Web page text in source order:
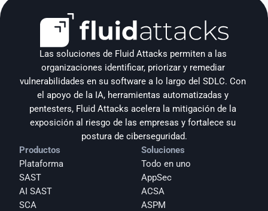
Las soluciones de Fluid Attacks permiten a las
organizaciones identificar, priorizar y remediar
vulnerabilidades en su software a lo largo del SDLC. Con
el apoyo de la IA, herramientas automatizadas y
pentesters, Fluid Attacks acelera la mitigación de la
exposición al riesgo de las empresas y fortalece su
postura de ciberseguridad.
Productos
Plataforma
SAST
AI SAST
SCA
Soluciones
Todo en uno
AppSec
ACSA
ASPM